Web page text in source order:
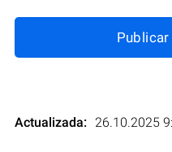
Actualizada: 26.10.2025